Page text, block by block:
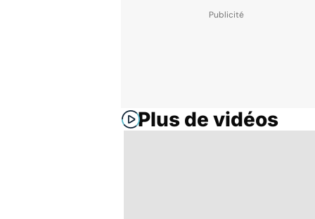
Plus de vidéos